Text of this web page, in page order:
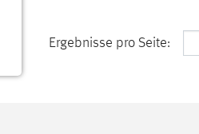
Ergebnisse pro Seite: